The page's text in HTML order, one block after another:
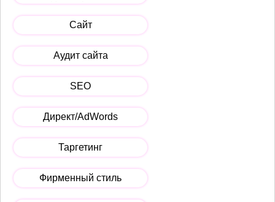
Сайт
Аудит сайта
SEO
Директ/AdWords
Таргетинг
Фирменный стиль